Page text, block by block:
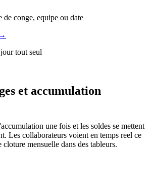
de conge, equipe ou date
→
tout seul
et accumulation
une fois et les soldes se mettent
Les collaborateurs voient en temps reel ce
mensuelle dans des tableurs.